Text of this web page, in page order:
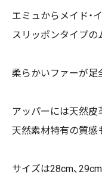
エミュからメイド・
スリッポンタイプ
柔らかいファーが足
アッパーには天然皮
天然素材特有の質感
サイズは28cm、